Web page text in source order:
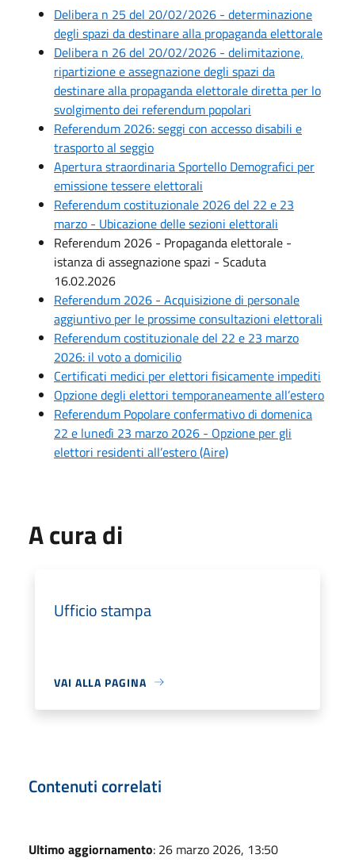
Delibera n 25 del 20/02/2026 - determinazione
degli spazi da destinare alla propaganda elettorale
Delibera n 26 del 20/02/2026 - delimitazione,
ripartizione e assegnazione degli spazi da
destinare alla propaganda elettorale diretta per lo
svolgimento dei referendum popolari
Referendum 2026: seggi con accesso disabili e
trasporto al seggio
Apertura straordinaria Sportello Demografici per
emissione tessere elettorali
Referendum costituzionale 2026 del 22 e 23
marzo - Ubicazione delle sezioni elettorali
Referendum 2026 - Propaganda elettorale -
istanza di assegnazione spazi - Scaduta
16.02.2026
Referendum 2026 - Acquisizione di personale
aggiuntivo per le prossime consultazioni elettorali
Referendum costituzionale del 22 e 23 marzo
2026: il voto a domicilio
Certificati medici per elettori fisicamente impediti
Opzione degli elettori temporaneamente all’estero
Referendum Popolare confermativo di domenica
22 e lunedì 23 marzo 2026 - Opzione per gli
elettori residenti all’estero (Aire)
A cura di
Ufficio stampa
VAI ALLA PAGINA
Contenuti correlati
Ultimo aggiornamento: 26 marzo 2026, 13:50